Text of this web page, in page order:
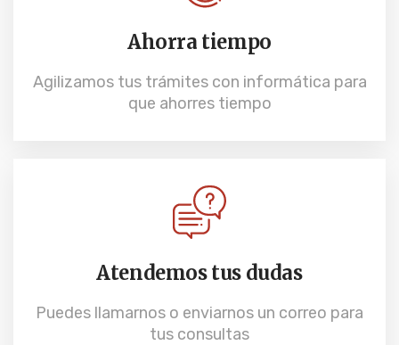
Ahorra tiempo
Agilizamos tus trámites con informática para
que ahorres tiempo
Atendemos tus dudas
Puedes llamarnos o enviarnos un correo para
tus consultas